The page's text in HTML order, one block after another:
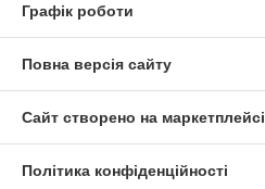
Графік роботи
Повна версія сайту
Сайт створено на маркетплейсі
Політика конфіденційності